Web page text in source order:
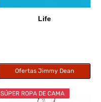
Life
Ofertas Jimmy Dean
SÚPER ROPA DE CAMA